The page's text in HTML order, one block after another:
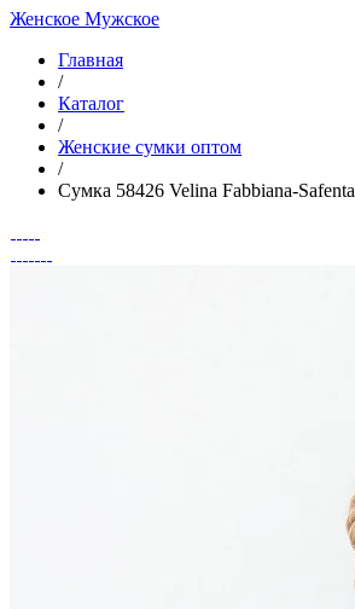
Женское Мужское
Главная
/
Каталог
/
Женские сумки оптом
/
Сумка 58426 Velina Fabbiana-Safenta